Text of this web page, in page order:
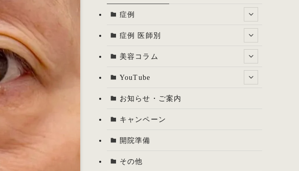
症例
症例 医師別
美容コラム
YouTube
お知らせ・ご案内
キャンペーン
開院準備
その他